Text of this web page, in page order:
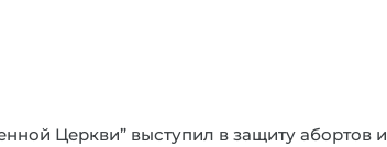
Церкви” выступил в защиту абортов и